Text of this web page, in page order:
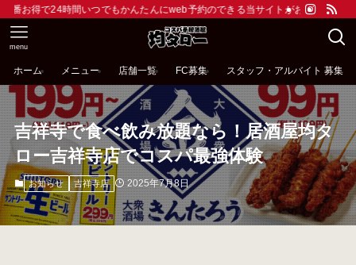
もかんたんにweb予約のできる当サイトがおすすめです。ドリンクは各
menu
ホーム メニュー 店舗一覧 FC募集 スタッフ・アルバイト 募集
吉祥寺で食べ飲み放題なら！居酒屋均タ
ロー吉祥寺店でコスパ最強体験
お知らせ 吉祥寺店 2025年7月8日